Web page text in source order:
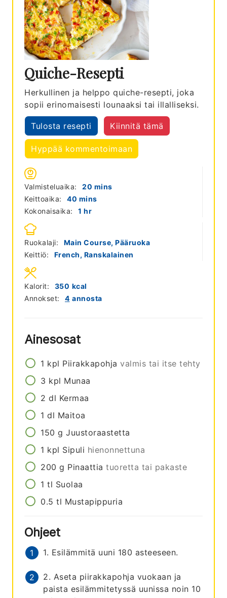
Quiche-Resepti
Herkullinen ja helppo quiche-resepti, joka
sopii erinomaisesti lounaaksi tai illalliseksi.
Tulosta resepti Kiinnitä tämä
Hyppää kommentoimaan
Valmisteluaika: 20 minutes
mins
Keittoaika:
40 minutes
mins
Kokonaisaika:
1 hour
hr
Ruokalaji:
Main Course, Pääruoka
Keittiö:
French, Ranskalainen
Annokset: 4 annosta
Kalorit: 350 kcal
Ainesosat
1 kpl Piirakkapohja valmis tai itse tehty
3 kpl Munaa
2 dl Kermaa
1 dl Maitoa
150 g Juustoraastetta
1 kpl Sipuli hienonnettuna
200 g Pinaattia tuoretta tai pakaste
1 tl Suolaa
0.5 tl Mustapippuria
Ohjeet
1. Esilämmitä uuni 180 asteeseen.
2. Aseta piirakkapohja vuokaan ja
paista esilämmitetyssä uunissa noin 10